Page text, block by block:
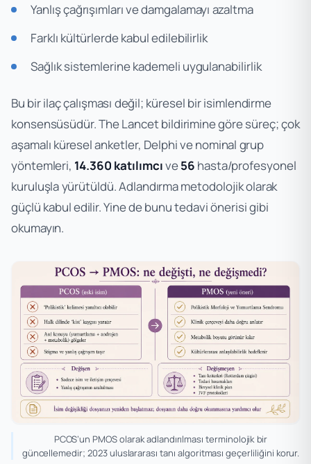
Yanlış çağrışımları ve damgalamayı azaltma
Farklı kültürlerde kabul edilebilirlik
Sağlık sistemlerine kademeli uygulanabilirlik
Bu bir ilaç çalışması değil; küresel bir isimlendirme
konsensüsüdür.The Lancetbildirimine göre süreç; çok
aşamalı küresel anketler, Delphi ve nominal grup
yöntemleri, 14.360 katılımcıve56 hasta/profesyonel
kuruluşla yürütüldü. Adlandırma metodolojik olarak
güçlü kabul edilir. Yine de bunu tedavi önerisi gibi
okumayın.
PCOS’un PMOS olarak adlandırılması terminolojik bir
güncellemedir; 2023 uluslararası tanı algoritması geçerliliğini korur.